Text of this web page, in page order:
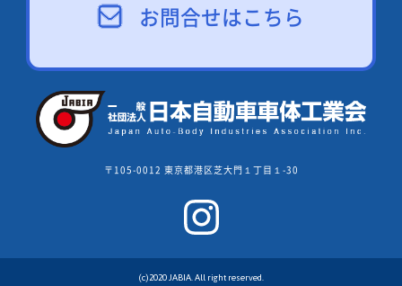
お問合せはこちら
〒105-0012 東京都港区芝大門１丁目１-30
(c)2020 JABIA. All right reserved.